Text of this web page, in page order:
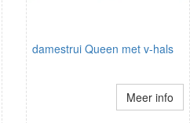
damestrui Queen met v-hals
Meer info